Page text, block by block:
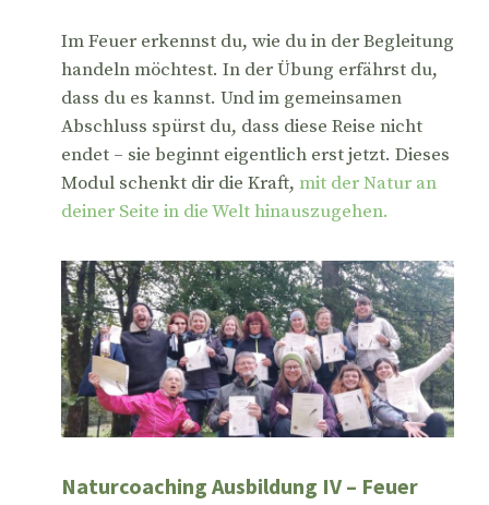
Im Feuer erkennst du, wie du in der Begleitung
handeln möchtest. In der Übung erfährst du,
dass du es kannst. Und im gemeinsamen
Abschluss spürst du, dass diese Reise nicht
endet – sie beginnt eigentlich erst jetzt. Dieses
Modul schenkt dir die Kraft, mit der Natur an
deiner Seite in die Welt hinauszugehen.
Naturcoaching Ausbildung IV – Feuer